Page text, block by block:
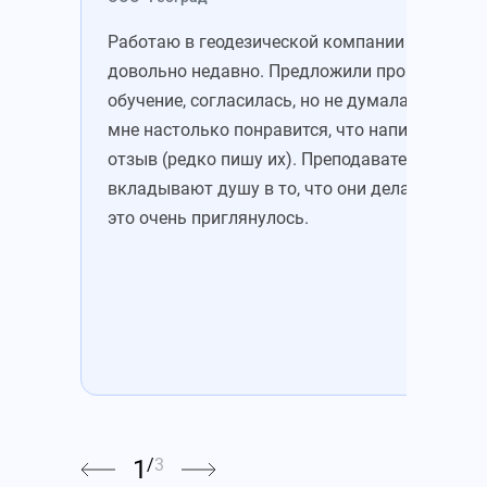
Работаю в геодезической компании
довольно недавно. Предложили пройти
обучение, согласилась, но не думала, что
мне настолько понравится, что напишу
отзыв (редко пишу их). Преподаватели
вкладывают душу в то, что они делают. И
это очень приглянулось.
1 /3